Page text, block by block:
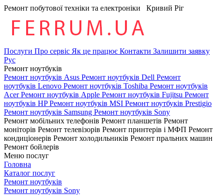
Ремонт побутової техніки та електроніки Кривий Ріг
Послуги Про сервіс Як це працює Контакти Залишити заявку
Рус
Ремонт ноутбуків
Ремонт ноутбуків Asus Ремонт ноутбуків Dell Ремонт
ноутбуків Lenovo Ремонт ноутбуків Toshiba Ремонт ноутбуків
AcerРемонт ноутбуків Apple Ремонт ноутбуків Fujitsu Ремонт
ноутбуків HPРемонт ноутбуків MSI Ремонт ноутбуків Prestigio
Ремонт ноутбуків Samsung Ремонт ноутбуків Sony
Ремонт мобільних телефонів Ремонт планшетів Ремонт
моніторів Ремонт телевізорів Ремонт принтерів і МФП Ремонт
кондиціонерів Ремонт холодильників Ремонт пральних машин
Ремонт бойлерів
Меню послуг
Головна
Каталог послуг
Ремонт ноутбуків
Ремонт ноутбуків Sony